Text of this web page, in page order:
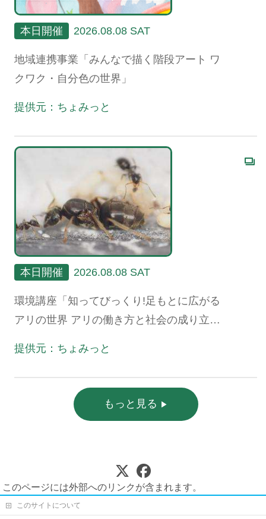
本日開催 2026.08.08 SAT
地域連携事業「みんなで描く階段アート ワ
クワク・自分色の世界」
提供元：ちょみっと
本日開催 2026.08.08 SAT
環境講座「知ってびっくり!足もとに広がる
アリの世界 アリの働き方と社会の成り立
提供元：ちょみっと
もっと見る
このページには外部へのリンクが含まれます。
このサイトについて